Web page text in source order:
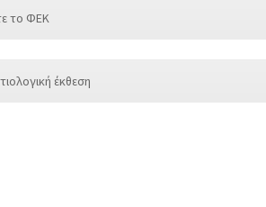
το ΦΕΚ
έκθεση